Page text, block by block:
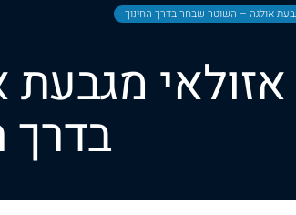
אולגה – השוטר שבחר בדרך החינוך
אזולאי
בדרך